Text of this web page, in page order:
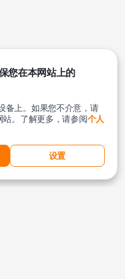
您在本网站上的
备上。如果您不介意，请
站。了解更多，请参阅个人
设置